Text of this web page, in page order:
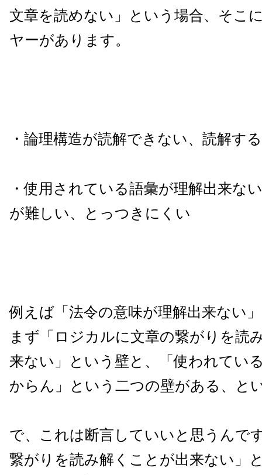
文章を読めない」という場合、そこ
ヤーがあります。
・論理構造が読解できない、読解す
・使用されている語彙が理解出来な
が難しい、とっつきにくい
例えば「法令の意味が理解出来ない
まず「ロジカルに文章の繋がりを読
来ない」という壁と、「使われてい
からん」という二つの壁がある、と
で、これは断言していいと思うんで
繋がりを読み解くことが出来ない」